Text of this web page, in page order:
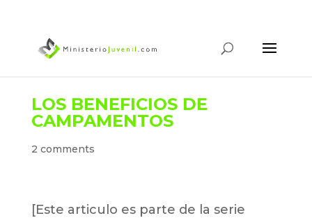
LOS BENEFICIOS DE
CAMPAMENTOS
2 comments
[Este articulo es parte de la serie